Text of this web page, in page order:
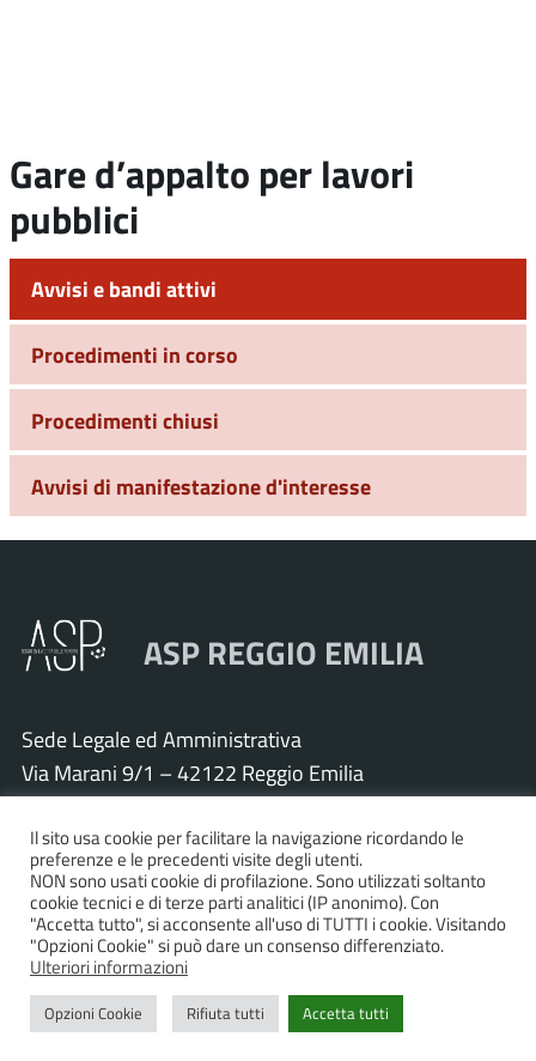
Gare d’appalto per lavori
pubblici
Avvisi e bandi attivi
Procedimenti in corso
Procedimenti chiusi
Avvisi di manifestazione d'interesse
ASP REGGIO EMILIA
Sede Legale ed Amministrativa
Via Marani 9/1 – 42122 Reggio Emilia
Tel. 0522 571011 – Fax 0522 571030
Cod. Fisc. e P.IVA 01925120352
PEC:asp.re@pcert.postecert.it
E-mail:info@asp.re.it
Accessibilità|Privacy policy| Informativa cookies
Statistiche
Il sito usa cookie per facilitare la navigazione ricordando le
preferenze e le precedenti visite degli utenti.
NON sono usati cookie di profilazione. Sono utilizzati soltanto
cookie tecnici e di terze parti analitici (IP anonimo). Con
"Accetta tutto", si acconsente all'uso di TUTTI i cookie. Visitando
"Opzioni Cookie" si può dare un consenso differenziato.
Ulteriori informazioni
Opzioni Cookie Rifiuta tutti Accetta tutti